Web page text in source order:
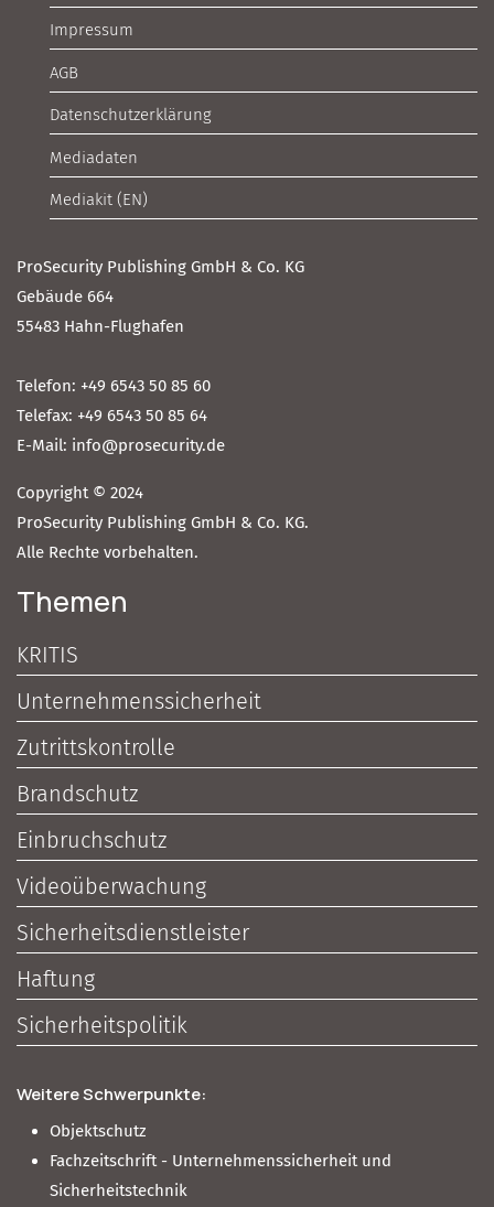
Impressum
AGB
Datenschutzerklärung
Mediadaten
Mediakit (EN)
ProSecurity Publishing GmbH & Co. KG
Gebäude 664
55483 Hahn-Flughafen
Telefon: +49 6543 50 85 60
Telefax: +49 6543 50 85 64
E-Mail: info@prosecurity.de
Copyright © 2024
ProSecurity Publishing GmbH & Co. KG.
Alle Rechte vorbehalten.
Themen
KRITIS
Unternehmenssicherheit
Zutrittskontrolle
Brandschutz
Einbruchschutz
Videoüberwachung
Sicherheitsdienstleister
Haftung
Sicherheitspolitik
Weitere Schwerpunkte:
Objektschutz
Fachzeitschrift - Unternehmenssicherheit und
Sicherheitstechnik